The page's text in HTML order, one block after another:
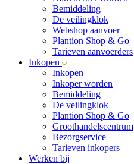
Bemiddeling
De veilingklok
Webshop aanvoer
Plantion Shop & Go
Tarieven aanvoerders
Inkopen
Inkopen
Inkoper worden
Bemiddeling
De veilingklok
Plantion Shop & Go
Groothandelscentrum
Bezorgservice
Tarieven inkopers
Werken bij